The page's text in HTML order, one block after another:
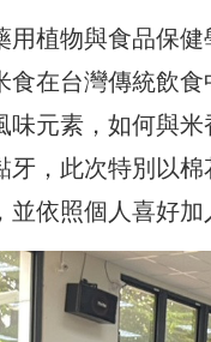
用植物與食品保
食在台灣傳統飲
味元素，如何與
牙，此次特別以
並依照個人喜好